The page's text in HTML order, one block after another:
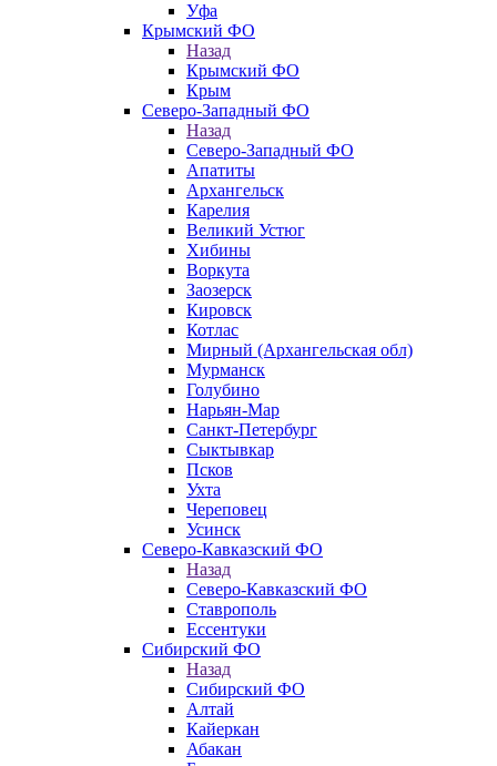
Уфа
Крымский ФО
Назад
Крымский ФО
Крым
Северо-Западный ФО
Назад
Северо-Западный ФО
Апатиты
Архангельск
Карелия
Великий Устюг
Хибины
Воркута
Заозерск
Кировск
Котлас
Мирный (Архангельская обл)
Мурманск
Голубино
Нарьян-Мар
Санкт-Петербург
Сыктывкар
Псков
Ухта
Череповец
Усинск
Северо-Кавказский ФО
Назад
Северо-Кавказский ФО
Ставрополь
Ессентуки
Сибирский ФО
Назад
Сибирский ФО
Алтай
Кайеркан
Абакан